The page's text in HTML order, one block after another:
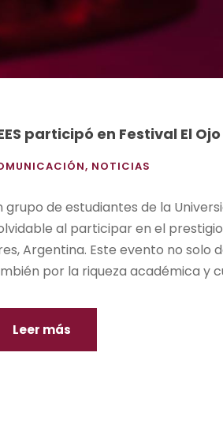
participó en Festival El
, NOTICIAS
grupo de estudiantes de la
al participar en el
Argentina. Este evento no solo
por la riqueza académica y
Leer más